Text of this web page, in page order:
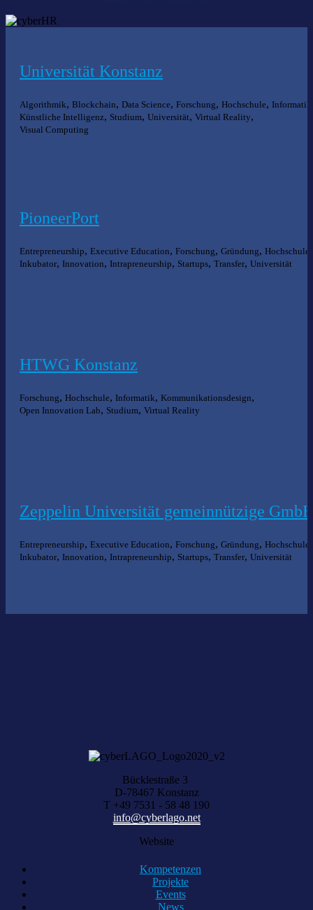
Universität Konstanz
Algorithmik, Blockchain, Data Science, Forschung, Hochschule, Informatik
Künstliche Intelligenz, Studium, Universität, Virtual Reality,
Visual Computing
PioneerPort
Entrepreneurship, Executive Education, Forschung, Gründung, Hochschule
Inkubator, Innovation, Intrapreneurship, Startups, Transfer, Universität
HTWG Konstanz
Forschung, Hochschule, Informatik, Kommunikationsdesign,
Open Innovation Lab, Studium, Virtual Reality
Zeppelin Universität gemeinnützige
Entrepreneurship, Executive Education, Forschung, Gründung, Hochschule
Inkubator, Innovation, Intrapreneurship, Startups, Transfer, Universität
Bücklestraße 3
D-78467 Konstanz
T +49 7531 - 58 48 190
info@cyberlago.net
Website
Kompetenzen
Projekte
Events
News